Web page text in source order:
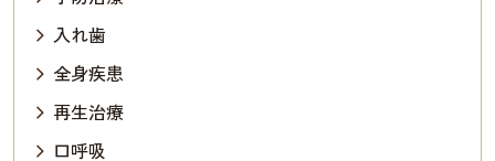
入れ歯
全身疾患
再生治療
口呼吸